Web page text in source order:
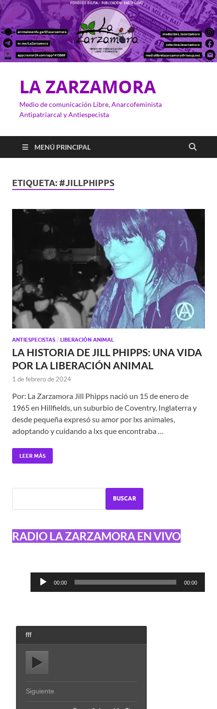
LA ZARZAMORA
Medio de comunicación Libre, Anarcofeminista
Antipatriarcal y Antiespecista
MENÚ PRINCIPAL
ETIQUETA: #JILLPHIPPS
ANTIESPECISTAS / LIBERACIÓN ANIMAL
LA HISTORIA DE JILL PHIPPS: UNA VIDA
POR LA LIBERACIÓN ANIMAL
1 de febrero de 2024
Por: La Zarzamora Jill Phipps nació un 15 de enero de
1965 en Hillfields, un suburbio de Coventry, Inglaterra y
desde pequeña expresó su amor por lxs animales,
adoptando y cuidando a lxs que encontraba …
LEER MÁS
BUSCAR
RADIO LA ZARZAMORA EN VIVO
Reproductor
00:00 00:00